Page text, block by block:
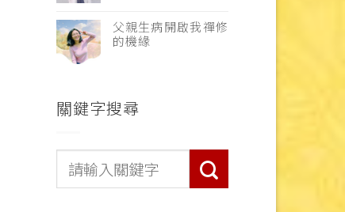
父親生病開啟我禪修
的機緣
關鍵字搜尋